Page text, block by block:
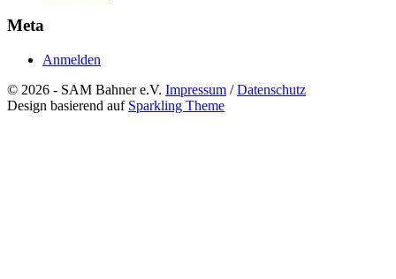
Meta
Anmelden
© 2026 - SAM Bahner e.V. Impressum /Datenschutz
Design basierend auf Sparkling Theme